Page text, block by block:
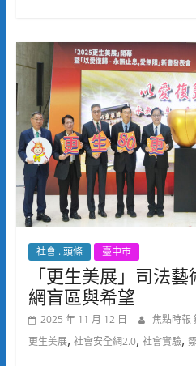
社會 . 頭條 臺中市
「更生美展」司法
網盲區與希望
2025 年 11 月 12 日 焦點時報
更生美展, 社會安全網2.0, 社會實驗,